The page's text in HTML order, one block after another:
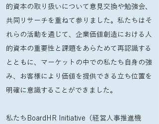
的資本の取り扱いについて意見交換や勉強会、
共同リサーチを重ねて参りました。私たちはそ
れらの活動を通じて、企業価値創造における人
的資本の重要性と課題をあらためて再認識する
とともに、マーケットの中での私たち自身の強
み、お客様により価値を提供できる立ち位置を
明確に意識することができました。
私たちBoardHR Initiative（経営人事推進機